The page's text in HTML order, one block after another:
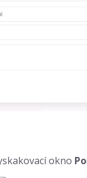
okno